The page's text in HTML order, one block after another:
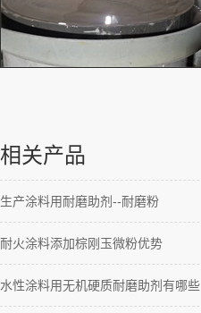
相关产品
生产涂料用耐磨助剂--耐磨粉
耐火涂料添加棕刚玉微粉优势
水性涂料用无机硬质耐磨助剂有哪些